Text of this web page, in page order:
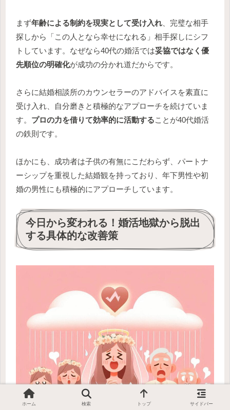
まず年齢による制約を現実として受け入れ 、完璧な相手
探しから「この人となら幸せになれる」相手探しにシフ
トしています。なぜなら40代の婚活では妥協ではなく優
先順位の明確化が成功の分かれ道だからです。
さらに結婚相談所のカウンセラーのアドバイスを素直に
受け入れ、自分磨きと積極的なアプローチを続けていま
す。 プロの力を借りて効率的に活動することが40代婚活
の鉄則です。
ほかにも、成功者は子供の有無にこだわらず、パートナ
ーシップを重視した結婚観を持っており、年下男性や初
婚の男性にも積極的にアプローチしています。
今日から変われる！婚活地獄から脱出
する具体的な改善策
ホーム 検索 トップ サイドバー